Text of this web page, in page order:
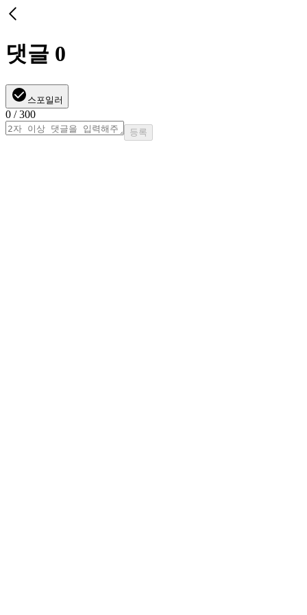
댓글 0
스포일러
0 / 300
등록